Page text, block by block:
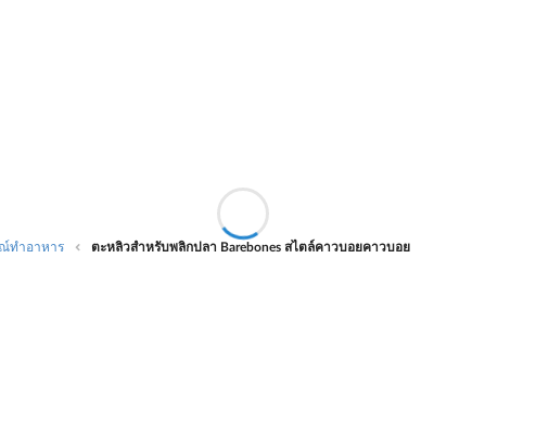
ทำอาหาร ตะหลิวสำหรับพลิกปลา Barebones สไตล์คาวบอยคาวบอย